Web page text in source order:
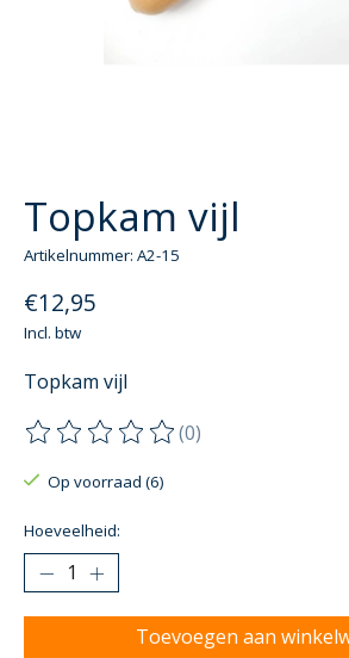
Topkam vijl
Artikelnummer: A2-15
€12,95
Incl. btw
Topkam vijl
De beoordeling van dit product is
(0)
Op voorraad (6)
Hoeveelheid:
Toevoegen aan